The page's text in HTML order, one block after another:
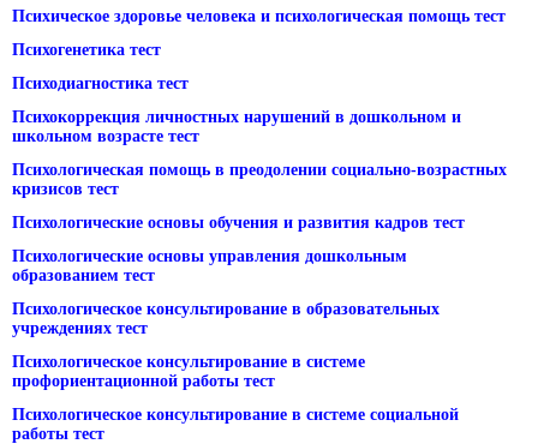
Психическое здоровье человека и психологическая помощь тест
Психогенетика тест
Психодиагностика тест
Психокоррекция личностных нарушений в дошкольном и
школьном возрасте тест
Психологическая помощь в преодолении социально-возрастных
кризисов тест
Психологические основы обучения и развития кадров тест
Психологические основы управления дошкольным
образованием тест
Психологическое консультирование в образовательных
учреждениях тест
Психологическое консультирование в системе
профориентационной работы тест
Психологическое консультирование в системе социальной
работы тест